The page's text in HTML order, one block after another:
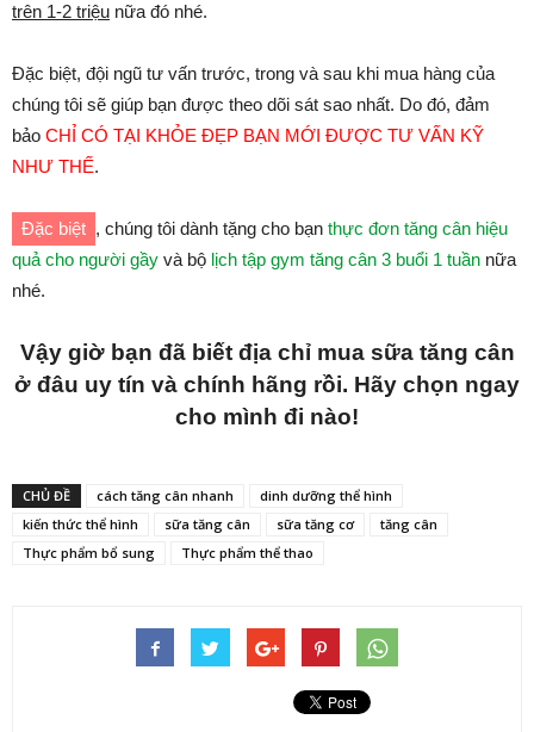
trên 1-2 triệu nữa đó nhé.
Đặc biệt, đội ngũ tư vấn trước, trong và sau khi mua hàng của
chúng tôi sẽ giúp bạn được theo dõi sát sao nhất. Do đó, đảm
bảo CHỈ CÓ TẠI KHỎE ĐẸP BẠN MỚI ĐƯỢC TƯ VẤN KỸ
NHƯ THẾ.
Đặc biệt , chúng tôi dành tặng cho bạn thực đơn tăng cân hiệu
quả cho người gầy và bộ lịch tập gym tăng cân 3 buổi 1 tuần nữa
nhé.
Vậy giờ bạn đã biết địa chỉ mua sữa tăng cân
ở đâu uy tín và chính hãng rồi. Hãy chọn ngay
cho mình đi nào!
CHỦ ĐỀ cách tăng cân nhanh
dinh dưỡng thể hình
kiến thức thể hình
sữa tăng cân sữa tăng cơ
tăng cân
Thực phẩm bổ sung
Thực phẩm thể thao